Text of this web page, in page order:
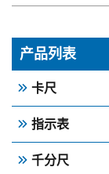
产品列表
卡尺
指示表
千分尺